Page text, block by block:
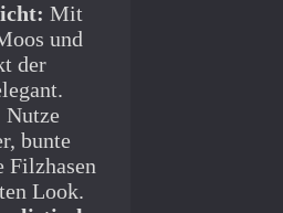
Mit
und
der
Nutze
bunte
Filzhasen
Look.